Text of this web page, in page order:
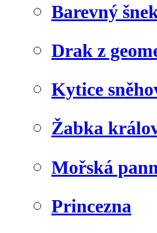
Barevný
Drak z
Kytice
Žabka
Mořská
Princezna